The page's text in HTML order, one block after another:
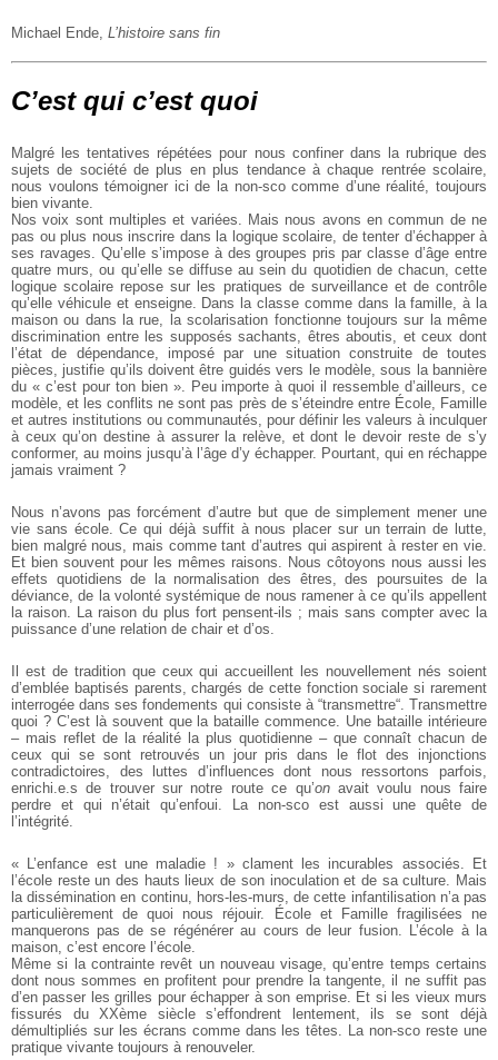
Michael Ende, L’histoire sans fin
C’est qui c’est quoi
Malgré les tentatives répétées pour nous confiner dans la rubrique des
sujets de société de plus en plus tendance à chaque rentrée scolaire,
nous voulons témoigner ici de la non-sco comme d’une réalité, toujours
bien vivante.
Nos voix sont multiples et variées. Mais nous avons en commun de ne
pas ou plus nous inscrire dans la logique scolaire, de tenter d’échapper à
ses ravages. Qu’elle s’impose à des groupes pris par classe d’âge entre
quatre murs, ou qu’elle se diffuse au sein du quotidien de chacun, cette
logique scolaire repose sur les pratiques de surveillance et de contrôle
qu’elle véhicule et enseigne. Dans la classe comme dans la famille, à la
maison ou dans la rue, la scolarisation fonctionne toujours sur la même
discrimination entre les supposés sachants, êtres aboutis, et ceux dont
l’état de dépendance, imposé par une situation construite de toutes
pièces, justifie qu’ils doivent être guidés vers le modèle, sous la bannière
du « c’est pour ton bien ». Peu importe à quoi il ressemble d’ailleurs, ce
modèle, et les conflits ne sont pas près de s’éteindre entre École, Famille
et autres institutions ou communautés, pour définir les valeurs à inculquer
à ceux qu’on destine à assurer la relève, et dont le devoir reste de s’y
conformer, au moins jusqu’à l’âge d’y échapper. Pourtant, qui en réchappe
jamais vraiment ?
Nous n’avons pas forcément d’autre but que de simplement mener une
vie sans école. Ce qui déjà suffit à nous placer sur un terrain de lutte,
bien malgré nous, mais comme tant d’autres qui aspirent à rester en vie.
Et bien souvent pour les mêmes raisons. Nous côtoyons nous aussi les
effets quotidiens de la normalisation des êtres, des poursuites de la
déviance, de la volonté systémique de nous ramener à ce qu’ils appellent
la raison. La raison du plus fort pensent-ils ; mais sans compter avec la
puissance d’une relation de chair et d’os.
Il est de tradition que ceux qui accueillent les nouvellement nés soient
d’emblée baptisés parents, chargés de cette fonction sociale si rarement
interrogée dans ses fondements qui consiste à “transmettre“. Transmettre
quoi ? C’est là souvent que la bataille commence. Une bataille intérieure
– mais reflet de la réalité la plus quotidienne – que connaît chacun de
ceux qui se sont retrouvés un jour pris dans le flot des injonctions
contradictoires, des luttes d’influences dont nous ressortons parfois,
enrichi.e.s de trouver sur notre route ce qu’onavait voulu nous faire
perdre et qui n’était qu’enfoui. La non-sco est aussi une quête de
l’intégrité.
« L’enfance est une maladie ! » clament les incurables associés. Et
l’école reste un des hauts lieux de son inoculation et de sa culture. Mais
la dissémination en continu, hors-les-murs, de cette infantilisation n’a pas
particulièrement de quoi nous réjouir. École et Famille fragilisées ne
manquerons pas de se régénérer au cours de leur fusion. L’école à la
maison, c’est encore l’école.
Même si la contrainte revêt un nouveau visage, qu’entre temps certains
dont nous sommes en profitent pour prendre la tangente, il ne suffit pas
d’en passer les grilles pour échapper à son emprise. Et si les vieux murs
fissurés du XXème siècle s’effondrent lentement, ils se sont déjà
démultipliés sur les écrans comme dans les têtes. La non-sco reste une
pratique vivante toujours à renouveler.